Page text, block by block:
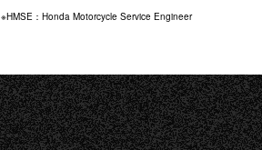
※HMSE：Honda Motorcycle Service Engineer